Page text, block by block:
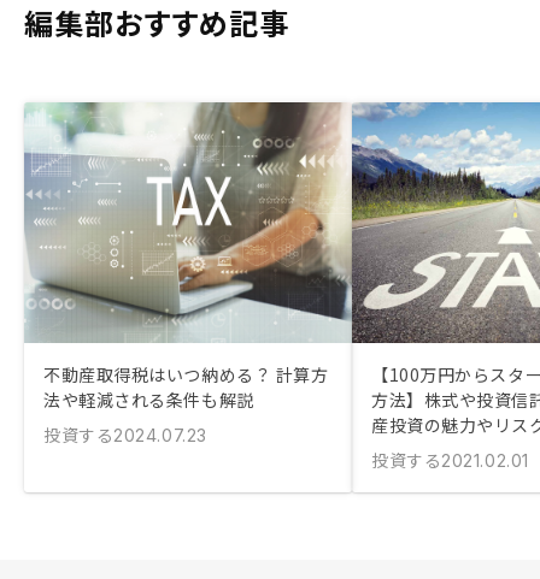
編集部おすすめ記事
不動産取得税はいつ納める？ 計算方
法や軽減される条件も解説
投資する2024.07.23
【100万円からスタ
方法】株式や投資信
産投資の魅力やリス
投資する2021.02.01